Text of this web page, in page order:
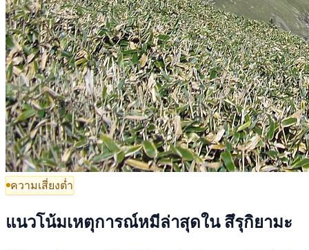
ความเสี่ยงต่ำ
แนวโน้มเหตุการณ์หมีล่าสุดใน สึรุกิยามะ